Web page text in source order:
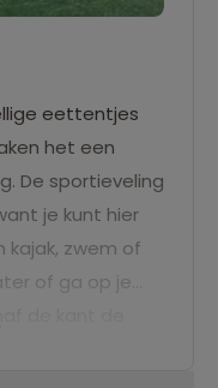
eettentjes
het een
De sportieveling
je kunt hier
kajak, zwem of
of ga op je